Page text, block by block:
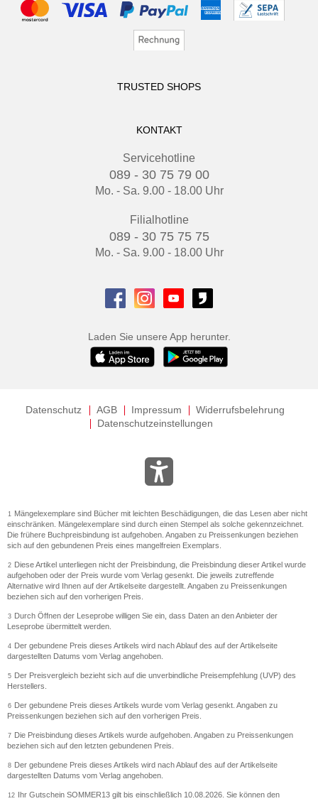
TRUSTED SHOPS
KONTAKT
Servicehotline
089 - 30 75 79 00
Mo. - Sa. 9.00 - 18.00 Uhr
Filialhotline
089 - 30 75 75 75
Mo. - Sa. 9.00 - 18.00 Uhr
Laden Sie unsere App herunter.
Datenschutz AGB Impressum
Widerrufsbelehrung
Datenschutzeinstellungen
1 Mängelexemplare sind Bücher mit leichten Beschädigungen, die das Lesen aber nicht
einschränken. Mängelexemplare sind durch einen Stempel als solche gekennzeichnet.
Die frühere Buchpreisbindung ist aufgehoben. Angaben zu Preissenkungen beziehen
sich auf den gebundenen Preis eines mangelfreien Exemplars.
2
Diese Artikel unterliegen nicht der Preisbindung, die Preisbindung dieser Artikel wurde
aufgehoben oder der Preis wurde vom Verlag gesenkt. Die jeweils zutreffende
Alternative wird Ihnen auf der Artikelseite dargestellt. Angaben zu Preissenkungen
beziehen sich auf den vorherigen Preis.
3
Durch Öffnen der Leseprobe willigen Sie ein, dass Daten an den Anbieter der
Leseprobe übermittelt werden.
4
Der gebundene Preis dieses Artikels wird nach Ablauf des auf der Artikelseite
dargestellten Datums vom Verlag angehoben.
5
Der Preisvergleich bezieht sich auf die unverbindliche Preisempfehlung (UVP) des
Herstellers.
6
Der gebundene Preis dieses Artikels wurde vom Verlag gesenkt. Angaben zu
Preissenkungen beziehen sich auf den vorherigen Preis.
7
Die Preisbindung dieses Artikels wurde aufgehoben. Angaben zu Preissenkungen
beziehen sich auf den letzten gebundenen Preis.
8
Der gebundene Preis dieses Artikels wird nach Ablauf des auf der Artikelseite
dargestellten Datums vom Verlag angehoben.
12 Ihr Gutschein SOMMER13 gilt bis einschließlich 10.08.2026. Sie können den